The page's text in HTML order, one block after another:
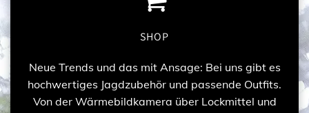
SHOP
Neue Trends und das mit Ansage: Bei uns gibt es
hochwertiges Jagdzubehör und passende Outfits.
Von der Wärmebildkamera über Lockmittel und